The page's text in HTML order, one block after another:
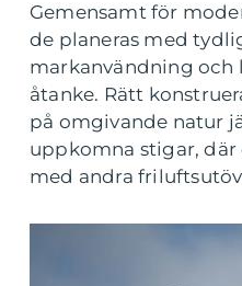
Gemensamt för
de planeras med
markanvändning och
åtanke. Rätt
på omgivande natur
uppkomna stigar,
med andra